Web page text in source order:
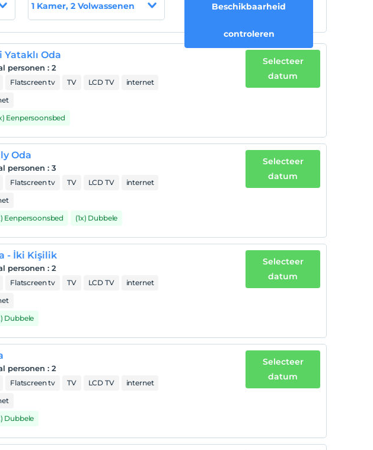
1 Kamer, 2 Volwassenen Beschikbaarheid
controleren
Oda
personen :2
Flatscreen tv TV LCD TV
internet
Eenpersoonsbed
Selecteer
datum
Oda
personen :3
Flatscreen tv TV LCD TV
internet
Eenpersoonsbed (1x) Dubbele
Selecteer
datum
- İki Kişilik
personen :2
Flatscreen tv TV LCD TV
internet
Dubbele
Selecteer
datum
personen :2
Flatscreen tv TV LCD TV
internet
Dubbele
Selecteer
datum